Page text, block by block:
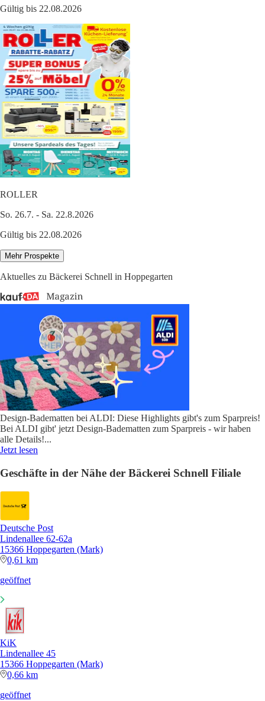
Gültig bis 22.08.2026
ROLLER
So. 26.7. - Sa. 22.8.2026
Gültig bis 22.08.2026
Mehr Prospekte
Aktuelles zu Bäckerei Schnell in Hoppegarten
Design-Badematten bei ALDI: Diese Highlights gibt's zum Sparpreis!
Bei ALDI gibt' jetzt Design-Badematten zum Sparpreis - wir haben
alle Details!...
Jetzt lesen
Geschäfte in der Nähe der Bäckerei Schnell Filiale
Deutsche Post
Lindenallee 62-62a
15366 Hoppegarten (Mark)
0,61 km
geöffnet
KiK
Lindenallee 45
15366 Hoppegarten (Mark)
0,66 km
geöffnet